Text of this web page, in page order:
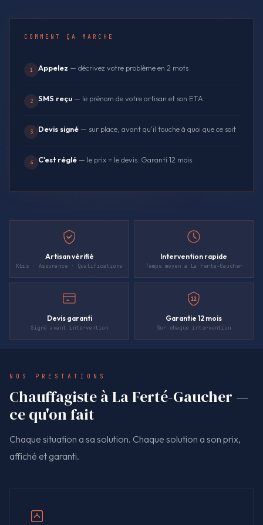
COMMENT ÇA MARCHE
1 Appelez — décrivez votre problème en 2 mots
2 SMS reçu — le prénom de votre artisan et son ETA
3 Devis signé — sur place, avant qu'il touche à quoi que ce soit
4 C'est réglé — le prix = le devis. Garanti 12 mois.
Artisan vérifié
Kbis · Assurance · Qualifications
Intervention rapide
Temps moyen à La Ferté-Gaucher
Devis garanti
Signé avant intervention
12
Garantie 12 mois
Sur chaque intervention
NOS PRESTATIONS
Chauffagiste à La Ferté-Gaucher —
ce qu'on fait
Chaque situation a sa solution. Chaque solution a son prix,
affiché et garanti.